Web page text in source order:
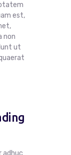
est,
non
ut
adhuc